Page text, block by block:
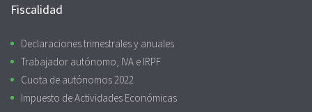
Fiscalidad
Declaraciones trimestrales y anuales
Trabajador autónomo, IVA e IRPF
Cuota de autónomos 2022
Impuesto de Actividades Económicas